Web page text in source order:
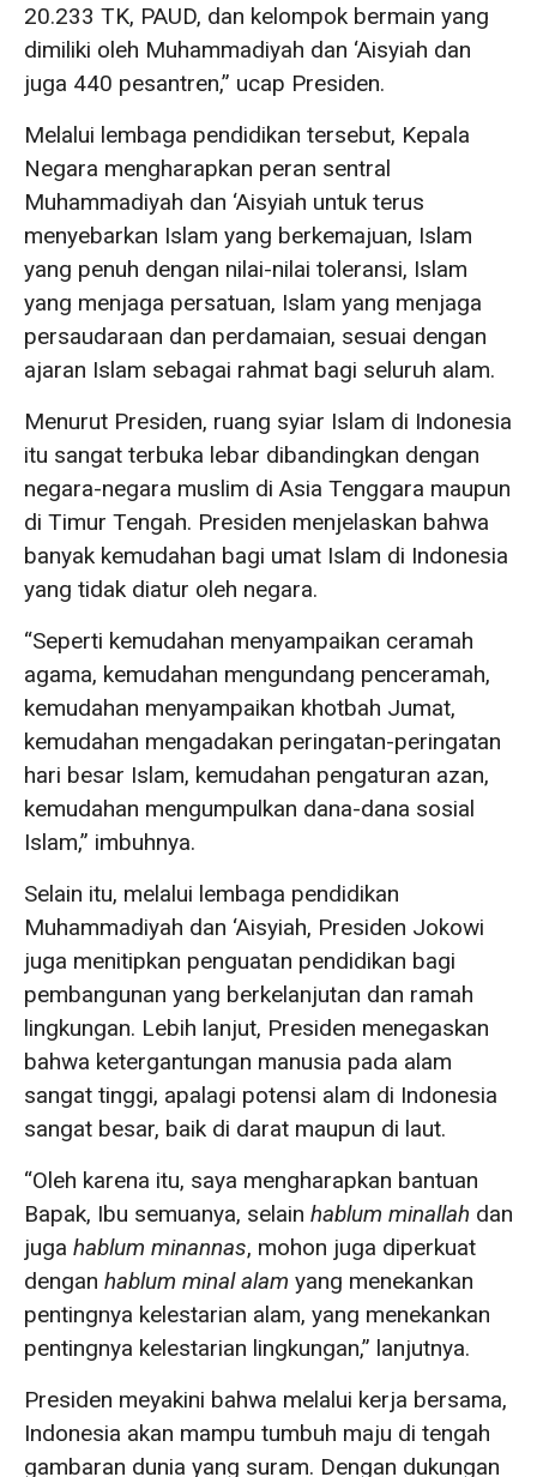
20.233 TK, PAUD, dan kelompok bermain yang
dimiliki oleh Muhammadiyah dan ‘Aisyiah dan
juga 440 pesantren,” ucap Presiden.
Melalui lembaga pendidikan tersebut, Kepala
Negara mengharapkan peran sentral
Muhammadiyah dan ‘Aisyiah untuk terus
menyebarkan Islam yang berkemajuan, Islam
yang penuh dengan nilai-nilai toleransi, Islam
yang menjaga persatuan, Islam yang menjaga
persaudaraan dan perdamaian, sesuai dengan
ajaran Islam sebagai rahmat bagi seluruh alam.
Menurut Presiden, ruang syiar Islam di Indonesia
itu sangat terbuka lebar dibandingkan dengan
negara-negara muslim di Asia Tenggara maupun
di Timur Tengah. Presiden menjelaskan bahwa
banyak kemudahan bagi umat Islam di Indonesia
yang tidak diatur oleh negara.
“Seperti kemudahan menyampaikan ceramah
agama, kemudahan mengundang penceramah,
kemudahan menyampaikan khotbah Jumat,
kemudahan mengadakan peringatan-peringatan
hari besar Islam, kemudahan pengaturan azan,
kemudahan mengumpulkan dana-dana sosial
Islam,” imbuhnya.
Selain itu, melalui lembaga pendidikan
Muhammadiyah dan ‘Aisyiah, Presiden Jokowi
juga menitipkan penguatan pendidikan bagi
pembangunan yang berkelanjutan dan ramah
lingkungan. Lebih lanjut, Presiden menegaskan
bahwa ketergantungan manusia pada alam
sangat tinggi, apalagi potensi alam di Indonesia
sangat besar, baik di darat maupun di laut.
“Oleh karena itu, saya mengharapkan bantuan
Bapak, Ibu semuanya, selain hablum minallah dan
juga hablum minannas, mohon juga diperkuat
dengan hablum minal alam yang menekankan
pentingnya kelestarian alam, yang menekankan
pentingnya kelestarian lingkungan,” lanjutnya.
Presiden meyakini bahwa melalui kerja bersama,
Indonesia akan mampu tumbuh maju di tengah
gambaran dunia yang suram. Dengan dukungan